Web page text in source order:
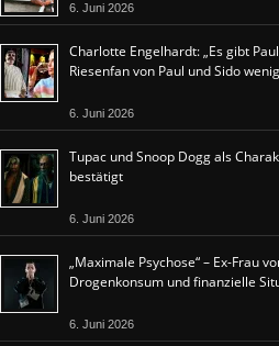
6. Juni 2026
Charlotte Engelhardt: „Es gibt
Riesenfan von Paul und Sido
6. Juni 2026
Tupac und Snoop Dogg als
bestätigt
6. Juni 2026
„Maximale Psychose“ – Ex-Frau
Drogenkonsum und finanzielle
6. Juni 2026